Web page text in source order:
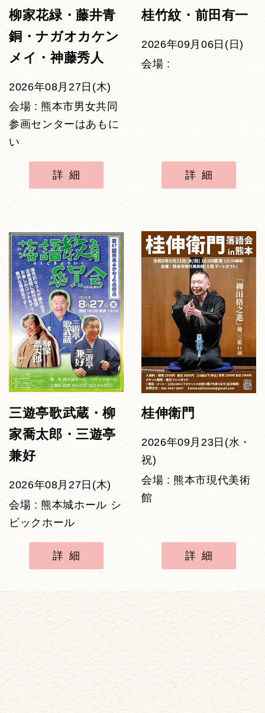
柳家花緑・藤井青
銅・ナガオカケン
メイ・神藤秀人
2026年08月27日(木)
会場 : 熊本市男女共同
参画センターはあもに
い
詳細
桂竹紋・前田有一
2026年09月06日(日)
会場 :
詳細
三遊亭歌武蔵・柳
家喬太郎・三遊亭
兼好
2026年08月27日(木)
会場 : 熊本城ホール シ
ビックホール
詳細
桂伸衛門
2026年09月23日(水・
祝)
会場 : 熊本市現代美術
館
詳細